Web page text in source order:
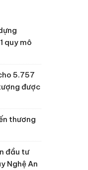
quy mô
5.757
được
thương
đầu tư
Nghệ An